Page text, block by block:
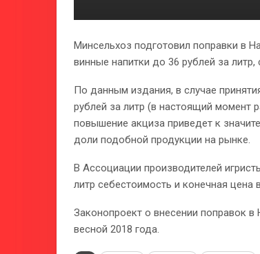
Минсельхоз подготовил поправки в
винные напитки до 36 рублей за
По данным издания, в случае
рублей за литр (в настоящий момент
повышение акциза приведет к
доли подобной продукции на рынке.
В Ассоциации производителей
литр себестоимость и конечная цена
Законопроект о внесении поправок
весной 2018 года.